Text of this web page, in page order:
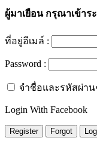
ผู้มาเยือนกรุณาเข้าร
ที่อยู่อีเมล์ :
Password :
จำชื่อและรหัสผ่าน
Login With Facebook